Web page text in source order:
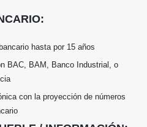
hasta por 15 años
BAC, BAM, Banco Industrial, o
con la proyección de números